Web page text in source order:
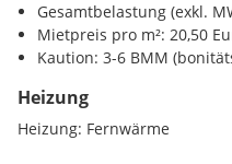
Gesamtbelastung (exkl.
Mietpreis pro m²: 20,50
Kaution: 3-6 BMM
Heizung
Heizung: Fernwärme